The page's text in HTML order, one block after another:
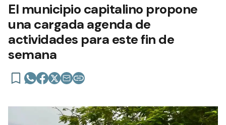
El municipio capitalino propone
una cargada agenda de
actividades para este fin de
semana